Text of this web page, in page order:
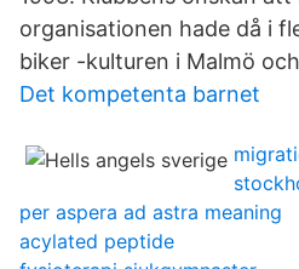
organisationen hade då i
biker -kulturen i Malmö
Det kompetenta barnet
per aspera ad astra meaning
acylated peptide